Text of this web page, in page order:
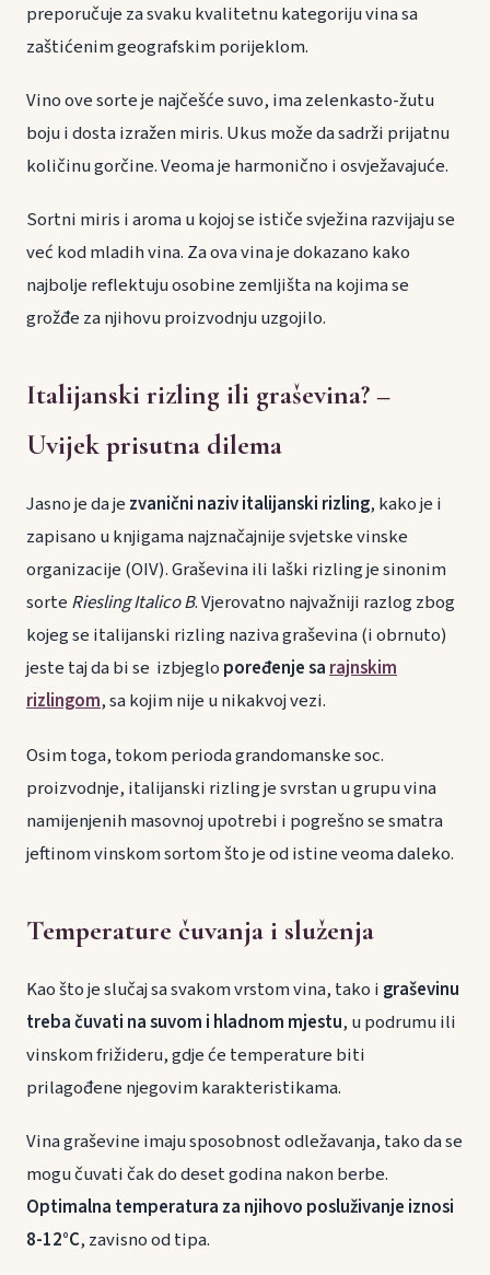
preporučuje za svaku kvalitetnu kategoriju vina sa
zaštićenim geografskim porijeklom.
Vino ove sorte je najčešće suvo, ima zelenkasto-žutu
boju i dosta izražen miris. Ukus može da sadrži prijatnu
količinu gorčine. Veoma je harmonično i osvježavajuće.
Sortni miris i aroma u kojoj se ističe svježina razvijaju se
već kod mladih vina. Za ova vina je dokazano kako
najbolje reflektuju osobine zemljišta na kojima se
grožđe za njihovu proizvodnju uzgojilo.
Italijanski rizling ili graševina? –
Uvijek prisutna dilema
Jasno je da je zvanični naziv italijanski rizling, kako je i
zapisano u knjigama najznačajnije svjetske vinske
organizacije (OIV). Graševina ili laški rizling je sinonim
sorte Riesling Italico B. Vjerovatno najvažniji razlog zbog
kojeg se italijanski rizling naziva graševina (i obrnuto)
jeste taj da bi se izbjeglo poređenje sarajnskim
rizlingom, sa kojim nije u nikakvoj vezi.
Osim toga, tokom perioda grandomanske soc.
proizvodnje, italijanski rizling je svrstan u grupu vina
namijenjenih masovnoj upotrebi i pogrešno se smatra
jeftinom vinskom sortom što je od istine veoma daleko.
Temperature čuvanja i služenja
Kao što je slučaj sa svakom vrstom vina, tako i graševinu
treba čuvati na suvom i hladnom mjestu, u podrumu ili
vinskom frižideru, gdje će temperature biti
prilagođene njegovim karakteristikama.
Vina graševine imaju sposobnost odležavanja, tako da se
mogu čuvati čak do deset godina nakon berbe.
Optimalna temperatura za njihovo posluživanje iznosi
8-12°C, zavisno od tipa.